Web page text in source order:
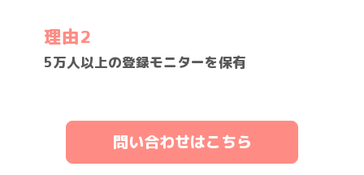
理由2
5万人以上の登録モニターを保有
問い合わせはこちら